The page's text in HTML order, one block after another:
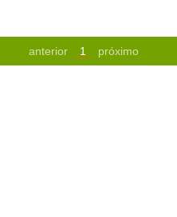
anterior 1 próximo